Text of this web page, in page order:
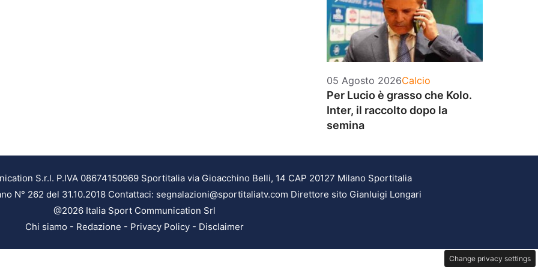
05 Agosto 2026Categorie
Calcio
Per Lucio è grasso che Kolo.
Inter, il raccolto dopo la
semina
S.r.l. P.IVA 08674150969 Sportitalia via Gioacchino Belli, 14 CAP 20127 Milano Sportitalia
N° 262 del 31.10.2018 Contattaci: segnalazioni@sportitaliatv.com Direttore sito Gianluigi Longari
@2026 Italia Sport Communication Srl
Chi siamo - Redazione - Privacy Policy - Disclaimer
Change privacy settings